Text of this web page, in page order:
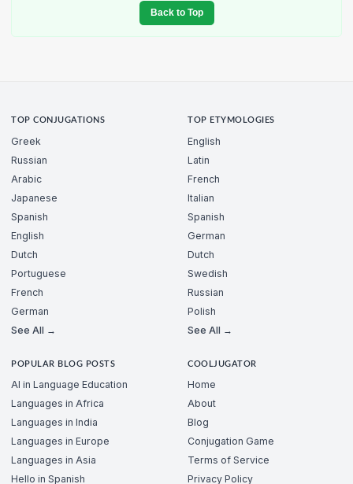
Back to Top
TOP CONJUGATIONS
Greek
Russian
Arabic
Japanese
Spanish
English
Dutch
Portuguese
French
German
See All →
TOP ETYMOLOGIES
English
Latin
French
Italian
Spanish
German
Dutch
Swedish
Russian
Polish
See All →
POPULAR BLOG POSTS
AI in Language Education
Languages in Africa
Languages in India
Languages in Europe
Languages in Asia
Hello in Spanish
COOLJUGATOR
Home
About
Blog
Conjugation Game
Terms of Service
Privacy Policy